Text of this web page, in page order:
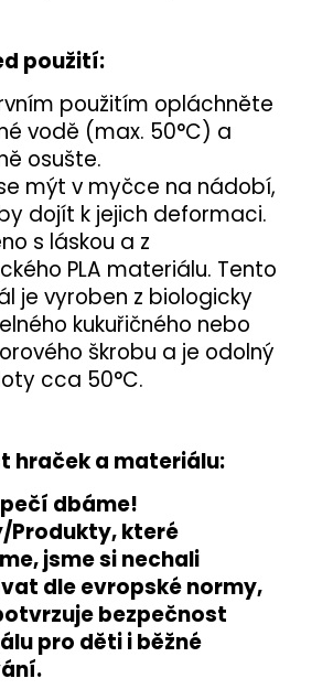
použití:
použitím opláchněte
vodě (max. 50°C) a
osušte.
mýt v myčce na nádobí,
dojít k jejich deformaci.
s láskou a z
PLA materiálu. Tento
je vyroben z biologicky
kukuřičného nebo
škrobu a je odolný
cca 50°C.
hraček a materiálu:
dbáme!
Produkty, které
jsme si nechali
dle evropské normy,
bezpečnost
pro děti i běžné
.